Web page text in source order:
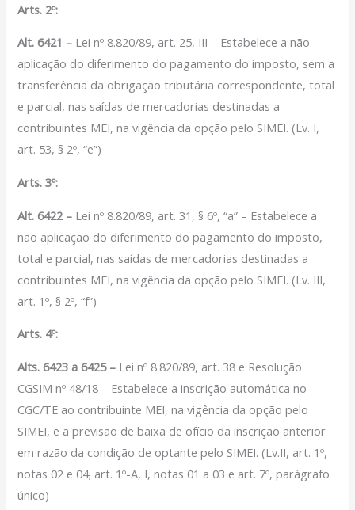
Arts. 2º:
Alt. 6421 – Lei nº 8.820/89, art. 25, III – Estabelece a não
aplicação do diferimento do pagamento do imposto, sem a
transferência da obrigação tributária correspondente, total
e parcial, nas saídas de mercadorias destinadas a
contribuintes MEI, na vigência da opção pelo SIMEI. (Lv. I,
art. 53, § 2º, “e”)
Arts. 3º:
Alt. 6422 – Lei nº 8.820/89, art. 31, § 6º, “a” – Estabelece a
não aplicação do diferimento do pagamento do imposto,
total e parcial, nas saídas de mercadorias destinadas a
contribuintes MEI, na vigência da opção pelo SIMEI. (Lv. III,
art. 1º, § 2º, “f”)
Arts. 4º:
Alts. 6423 a 6425 – Lei nº 8.820/89, art. 38 e Resolução
CGSIM nº 48/18 – Estabelece a inscrição automática no
CGC/TE ao contribuinte MEI, na vigência da opção pelo
SIMEI, e a previsão de baixa de ofício da inscrição anterior
em razão da condição de optante pelo SIMEI. (Lv.II, art. 1º,
notas 02 e 04; art. 1º-A, I, notas 01 a 03 e art. 7º, parágrafo
único)